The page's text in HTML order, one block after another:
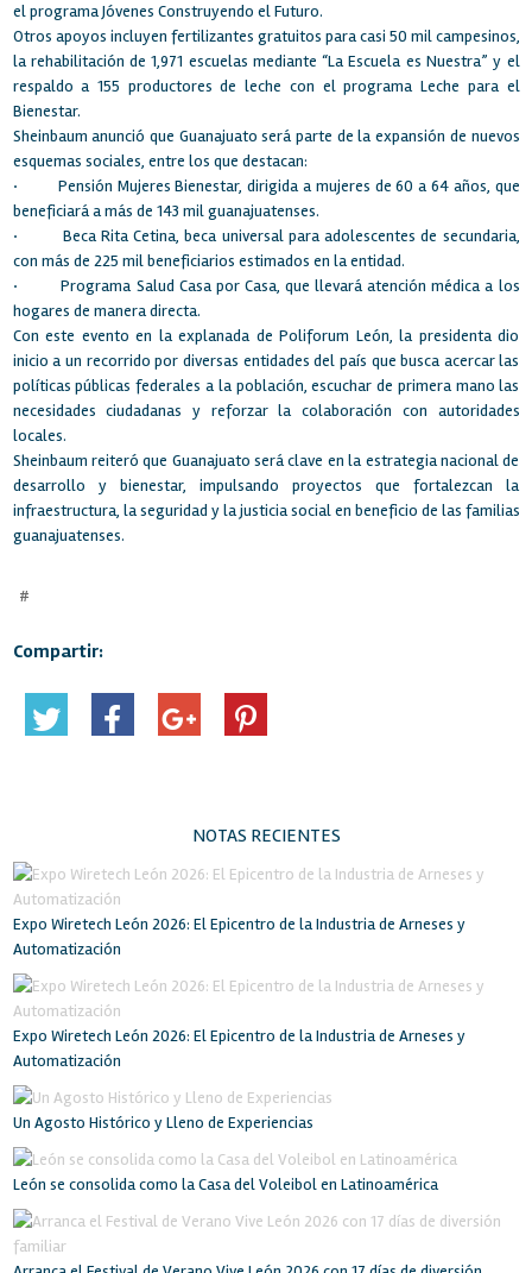
el programa Jóvenes Construyendo el Futuro.
Otros apoyos incluyen fertilizantes gratuitos para casi 50 mil campesinos,
la rehabilitación de 1,971 escuelas mediante “La Escuela es Nuestra” y el
respaldo a 155 productores de leche con el programa Leche para el
Bienestar.
Sheinbaum anunció que Guanajuato será parte de la expansión de nuevos
esquemas sociales, entre los que destacan:
· Pensión Mujeres Bienestar, dirigida a mujeres de 60 a 64 años, que
beneficiará a más de 143 mil guanajuatenses.
· Beca Rita Cetina, beca universal para adolescentes de secundaria,
con más de 225 mil beneficiarios estimados en la entidad.
·Programa Salud Casa por Casa, que llevará atención médica a los
hogares de manera directa.
Con este evento en la explanada de Poliforum León, la presidenta dio
inicio a un recorrido por diversas entidades del país que busca acercar las
políticas públicas federales a la población, escuchar de primera mano las
necesidades ciudadanas y reforzar la colaboración con autoridades
locales.
Sheinbaum reiteró que Guanajuato será clave en la estrategia nacional de
desarrollo y bienestar, impulsando proyectos que fortalezcan la
infraestructura, la seguridad y la justicia social en beneficio de las familias
guanajuatenses.
#
Compartir:
NOTAS RECIENTES
Expo Wiretech León 2026: El Epicentro de la Industria de Arneses y
Automatización
Expo Wiretech León 2026: El Epicentro de la Industria de Arneses y
Automatización
Un Agosto Histórico y Lleno de Experiencias
León se consolida como la Casa del Voleibol en Latinoamérica